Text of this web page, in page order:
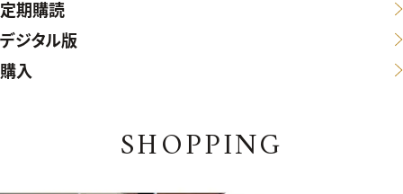
定期購読
デジタル版
購入
SHOPPING